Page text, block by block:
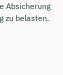
Absicherung
zu belasten.